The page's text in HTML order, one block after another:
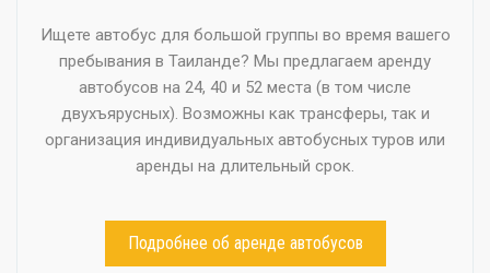
Ищете автобус для большой группы во время вашего
пребывания в Таиланде? Мы предлагаем аренду
автобусов на 24, 40 и 52 места (в том числе
двухъярусных). Возможны как трансферы, так и
организация индивидуальных автобусных туров или
аренды на длительный срок.
Подробнее об аренде автобусов